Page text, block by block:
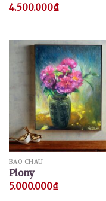
4.500.000₫
BẢO CHÂU
Piony
5.000.000₫